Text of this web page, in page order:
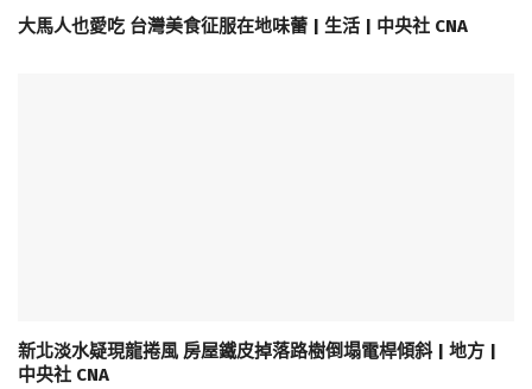
大馬人也愛吃 台灣美食征服在地味蕾 | 生活 | 中央社 CNA
新北淡水疑現龍捲風 房屋鐵皮掉落路樹倒塌電桿傾斜 | 地方 |
中央社 CNA